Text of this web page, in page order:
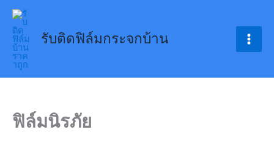
Skip
content
รับติดฟิล์มกระจกบ้าน
ฟิล์มนิรภัย